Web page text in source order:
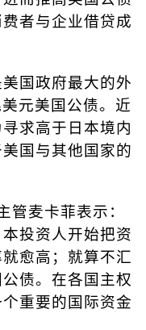
者与企业借贷成
国政府最大的外
元美国公债。近
求高于日本境内
国与其他国家的
管麦卡菲表示：
投资人开始把资
愈高；就算不汇
债。在各国主权
重要的国际资金